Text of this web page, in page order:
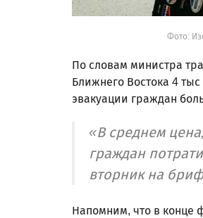
Фото:
По словам министра
Ближнего Востока 4
эвакуации граждан
«В среднем
граждан
вторник на
Напомним, что в конце